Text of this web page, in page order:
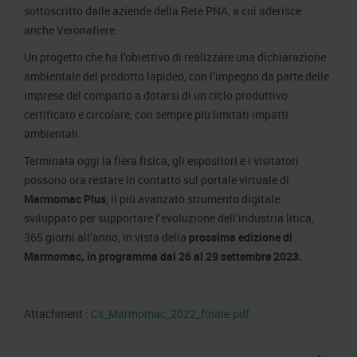
sottoscritto dalle aziende della Rete PNA, a cui aderisce
anche Veronafiere.
Un progetto che ha l’obiettivo di realizzare una dichiarazione
ambientale del prodotto lapideo, con l’impegno da parte delle
imprese del comparto a dotarsi di un ciclo produttivo
certificato e circolare, con sempre più limitati impatti
ambientali.
Terminata oggi la fiera fisica, gli espositori e i visitatori
possono ora restare in contatto sul portale virtuale di
Marmomac Plus, il più avanzato strumento digitale
sviluppato per supportare l’evoluzione dell’industria litica,
365 giorni all’anno, in vista della prossima edizione di
Marmomac, in programma dal 26 al 29 settembre 2023.
Attachment : Cs_Marmomac_2022_finale.pdf